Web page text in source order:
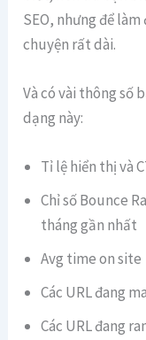
SEO, nhưng để
chuyện rất dài.
Và có vài thông số
dạng này:
Tỉ lệ hiển thị và
Chỉ số Bounce
tháng gần nhất
Avg time on site
Các URL đang
Các URL đang